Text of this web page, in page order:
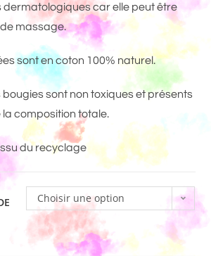
dermatologiques car elle peut être
massage.
sont en coton 100% naturel.
bougies sont non toxiques et présents
la composition totale.
du recyclage
Choisir une option